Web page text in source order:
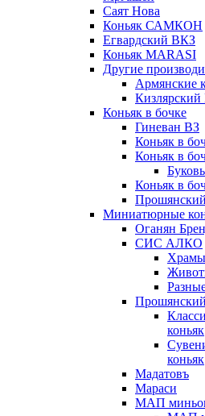
Саят Нова
Коньяк САМКОН
Егвардский ВКЗ
Коньяк MARASI
Другие
Армянские
Кизлярский
Коньяк в бочке
Гиневан ВЗ
Коньяк в
Коньяк в
Коньяк в
Миниатюрные
Оганян
СИС АЛКО
Храмы
Прошянский
коньяк
коньяк
Мадатовъ
Мараси
МАП